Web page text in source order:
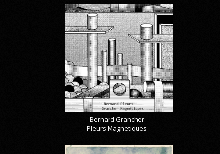
Bernard Grancher
Pleurs Magnetiques